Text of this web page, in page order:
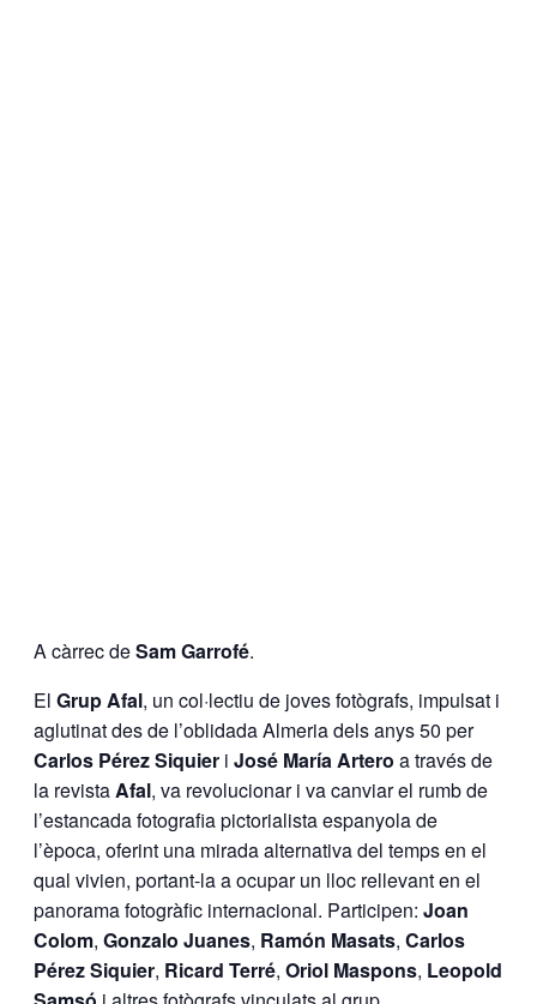
A càrrec deSam Garrofé.
El Grup Afal, un col·lectiu de joves fotògrafs, impulsat i
aglutinat des de l’oblidada Almeria dels anys 50 per
Carlos Pérez Siquier i José María Artero a través de
la revistaAfal, va revolucionar i va canviar el rumb de
l’estancada fotografia pictorialista espanyola de
l’època, oferint una mirada alternativa del temps en el
qual vivien, portant-la a ocupar un lloc rellevant en el
panorama fotogràfic internacional. Participen: Joan
Colom, Gonzalo Juanes, Ramón Masats, Carlos
Pérez Siquier, Ricard Terré, Oriol Maspons, Leopold